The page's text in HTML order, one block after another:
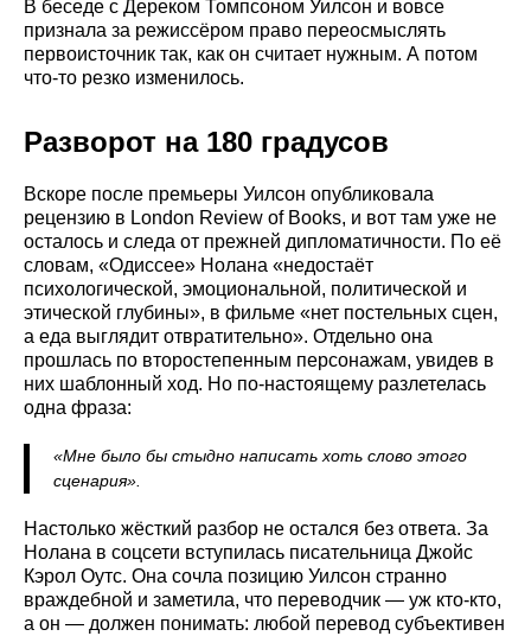
В беседе с Дереком Томпсоном Уилсон и вовсе
признала за режиссёром право переосмыслять
первоисточник так, как он считает нужным. А потом
что-то резко изменилось.
Разворот на 180 градусов
Вскоре после премьеры Уилсон опубликовала
рецензию в London Review of Books, и вот там уже не
осталось и следа от прежней дипломатичности. По её
словам, «Одиссее» Нолана «недостаёт
психологической, эмоциональной, политической и
этической глубины», в фильме «нет постельных сцен,
а еда выглядит отвратительно». Отдельно она
прошлась по второстепенным персонажам, увидев в
них шаблонный ход. Но по-настоящему разлетелась
одна фраза:
«Мне было бы стыдно написать хоть слово этого
сценария».
Настолько жёсткий разбор не остался без ответа. За
Нолана в соцсети вступилась писательница Джойс
Кэрол Оутс. Она сочла позицию Уилсон странно
враждебной и заметила, что переводчик — уж кто-кто,
а он — должен понимать: любой перевод субъективен